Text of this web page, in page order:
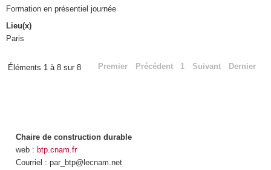
Formation en présentiel journée
Lieu(x)
Paris
Éléments 1 à 8 sur 8 Premier Précédent 1 Suivant Dernier
Chaire de construction durable
web : btp.cnam.fr
Courriel : par_btp@lecnam.net